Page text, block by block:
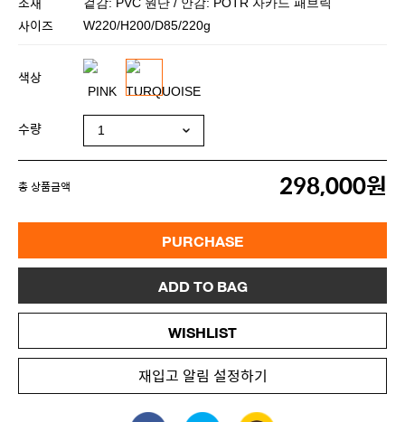
사이즈 W220/H200/D85/220g
색상
수량
총 상품금액 298,000원
PURCHASE
ADD TO BAG
WISHLIST
재입고 알림 설정하기